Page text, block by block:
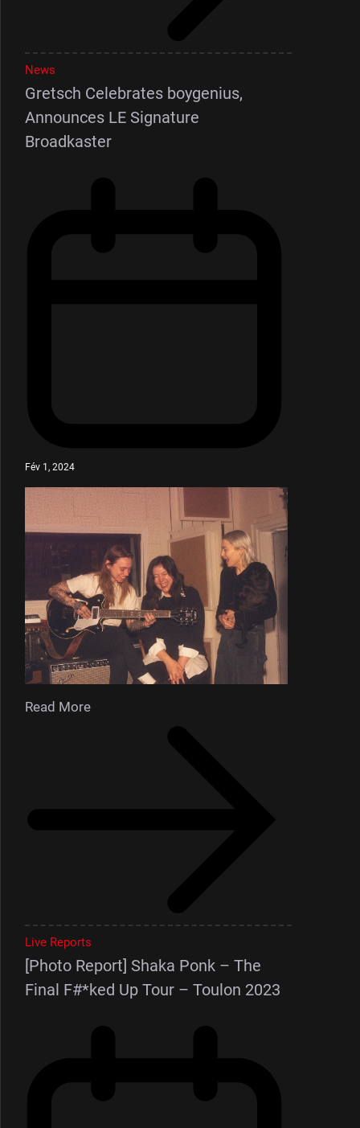
News
Gretsch Celebrates boygenius,
Announces LE Signature
Broadkaster
Fév 1, 2024
Read More
Live Reports
[Photo Report] Shaka Ponk – The
Final F#*ked Up Tour – Toulon 2023